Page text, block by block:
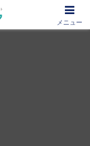
MIHOシネマ』
メニュー